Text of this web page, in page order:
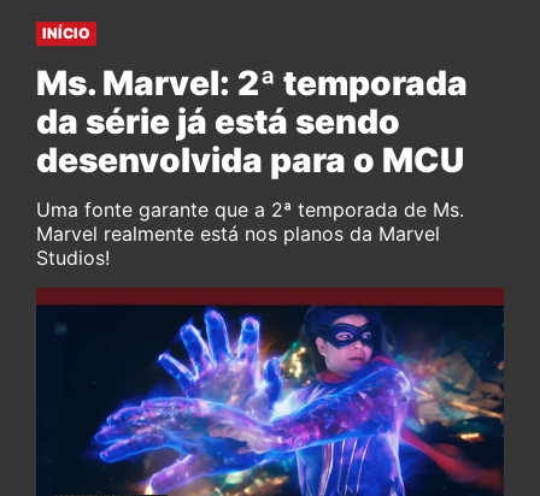
INÍCIO
Ms. Marvel: 2ª temporada
da série já está sendo
desenvolvida para o MCU
Uma fonte garante que a 2ª temporada de Ms.
Marvel realmente está nos planos da Marvel
Studios!